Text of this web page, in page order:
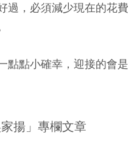
過，必須減少現在的花費
點點小確幸，迎接的會是
揚」專欄文章